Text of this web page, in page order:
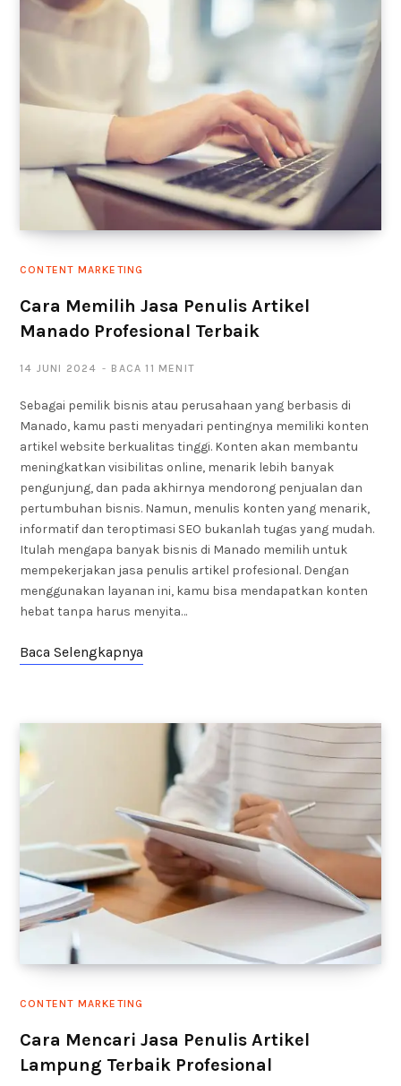
CONTENT MARKETING
Cara Memilih Jasa Penulis Artikel
Manado Profesional Terbaik
14 JUNI 2024 BACA 11 MENIT
Sebagai pemilik bisnis atau perusahaan yang berbasis di
Manado, kamu pasti menyadari pentingnya memiliki konten
artikel website berkualitas tinggi. Konten akan membantu
meningkatkan visibilitas online, menarik lebih banyak
pengunjung, dan pada akhirnya mendorong penjualan dan
pertumbuhan bisnis. Namun, menulis konten yang menarik,
informatif dan teroptimasi SEO bukanlah tugas yang mudah.
Itulah mengapa banyak bisnis di Manado memilih untuk
mempekerjakan jasa penulis artikel profesional. Dengan
menggunakan layanan ini, kamu bisa mendapatkan konten
hebat tanpa harus menyita…
Baca Selengkapnya
CONTENT MARKETING
Cara Mencari Jasa Penulis Artikel
Lampung Terbaik Profesional